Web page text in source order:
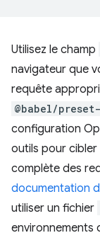
Utilisez le champ
navigateur que
requête
@babel/
configuration
outils pour cibler
complète des
documentation
utiliser un fichier
environnements